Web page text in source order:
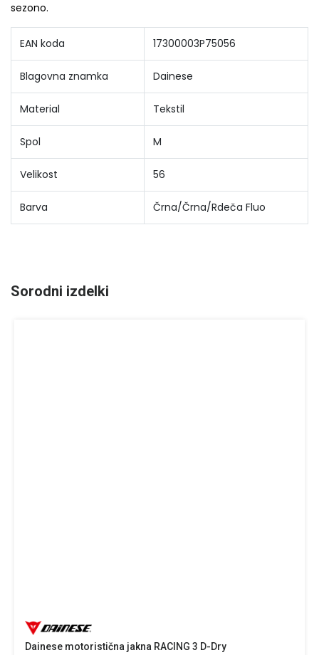
sezono.
EAN koda 17300003P75056
Blagovna znamka Dainese
Material Tekstil
Spol M
Velikost 56
Barva Črna/Črna/Rdeča Fluo
Sorodni izdelki
Dainese motoristična jakna RACING 3 D-Dry